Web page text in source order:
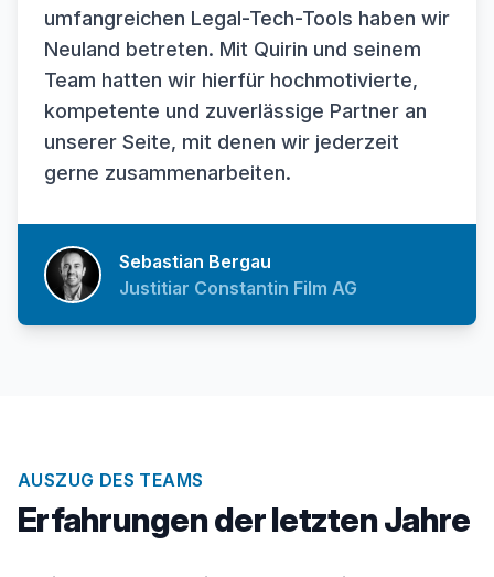
umfangreichen Legal-Tech-Tools haben wir
Neuland betreten. Mit Quirin und seinem
Team hatten wir hierfür hochmotivierte,
kompetente und zuverlässige Partner an
unserer Seite, mit denen wir jederzeit
gerne zusammenarbeiten.
Sebastian Bergau
Justitiar Constantin Film AG
AUSZUG DES TEAMS
Erfahrungen der letzten Jahre